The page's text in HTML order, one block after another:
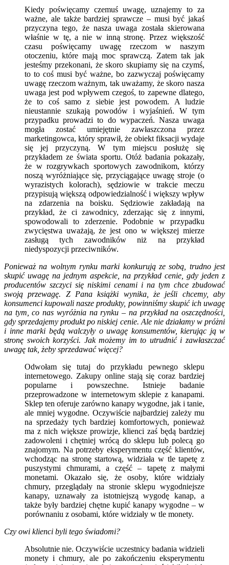
Kiedy poświęcamy czemuś uwagę, uznajemy to za
ważne, ale także bardziej sprawcze – musi być jakaś
przyczyna tego, że nasza uwaga została skierowana
właśnie w tę, a nie w inną stronę. Przez większość
czasu poświęcamy uwagę rzeczom w naszym
otoczeniu, które mają moc sprawczą. Zatem tak jak
jesteśmy przekonani, że skoro skupiamy się na czymś,
to to coś musi być ważne, bo zazwyczaj poświęcamy
uwagę rzeczom ważnym, tak uważamy, że skoro nasza
uwaga jest pod wpływem czegoś, to zapewne dlatego,
że to coś samo z siebie jest powodem. A ludzie
nieustannie szukają powodów i wyjaśnień. W tym
przypadku prowadzi to do wypaczeń. Nasza uwaga
mogła zostać umiejętnie zawłaszczona przez
marketingowca, który sprawił, że obiekt fiksacji wydaje
się jej przyczyną. W tym miejscu posłużę się
przykładem ze świata sportu. Otóż badania pokazały,
że w rozgrywkach sportowych zawodnikom, którzy
noszą wyróżniające się, przyciągające uwagę stroje (o
wyrazistych kolorach), sędziowie w trakcie meczu
przypisują większą odpowiedzialność i większy wpływ
na zdarzenia na boisku. Sędziowie zakładają na
przykład, że ci zawodnicy, zderzając się z innymi,
spowodowali to zderzenie. Podobnie w przypadku
zwycięstwa uważają, że jest ono w większej mierze
zasługą tych zawodników niż na przykład
niedyspozycji przeciwników.
Ponieważ na wolnym rynku marki konkurują ze sobą, trudno jest
skupić uwagę na jednym aspekcie, na przykład cenie, gdy jeden z
producentów szczyci się niskimi cenami i na tym chce zbudować
swoją przewagę. Z Pana książki wynika, że jeśli chcemy, aby
konsumenci kupowali nasze produkty, powinniśmy skupić ich uwagę
na tym, co nas wyróżnia na rynku – na przykład na oszczędności,
gdy sprzedajemy produkt po niskiej cenie. Ale nie działamy w próżni
i inne marki będą walczyły o uwagę konsumentów, kierując ją w
stronę swoich korzyści. Jak możemy im to utrudnić i zawłaszczać
uwagę tak, żeby sprzedawać więcej?
Odwołam się tutaj do przykładu pewnego sklepu
internetowego. Zakupy online stają się coraz bardziej
popularne i powszechne. Istnieje badanie
przeprowadzone w internetowym sklepie z kanapami.
Sklep ten oferuje zarówno kanapy wygodne, jak i tanie,
ale mniej wygodne. Oczywiście najbardziej zależy mu
na sprzedaży tych bardziej komfortowych, ponieważ
ma z nich większe prowizje, klienci zaś będą bardziej
zadowoleni i chętniej wrócą do sklepu lub polecą go
znajomym. Na potrzeby eksperymentu część klientów,
wchodząc na stronę startową, widziała w tle tapetę z
puszystymi chmurami, a część – tapetę z małymi
monetami. Okazało się, że osoby, które widziały
chmury, przeglądały na stronie sklepu wygodniejsze
kanapy, uznawały za istotniejszą wygodę kanap, a
także były bardziej chętne kupić kanapy wygodne – w
porównaniu z osobami, które widziały w tle monety.
Czy owi klienci byli tego świadomi?
Absolutnie nie. Oczywiście uczestnicy badania widzieli
monety i chmury, ale po zakończeniu eksperymentu